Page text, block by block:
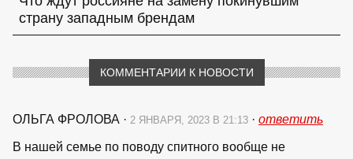
страну западным брендам
КОММЕНТАРИИ К НОВОСТИ
ОЛЬГА ФРОЛОВА · 2 ЯНВАРЯ, 2023 В 21:13 · ответить
В нашей семье по поводу спитного вообще не